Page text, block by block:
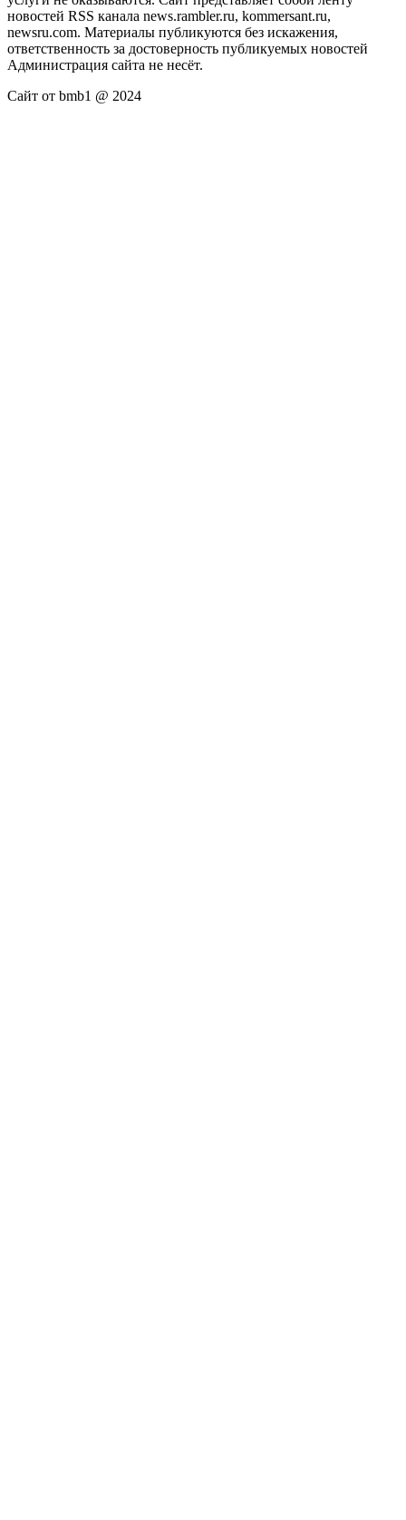
новостей RSS канала news.rambler.ru, kommersant.ru,
newsru.com. Материалы публикуются без искажения,
ответственность за достоверность публикуемых новостей
Администрация сайта не несёт.
Сайт от bmb1 @ 2024